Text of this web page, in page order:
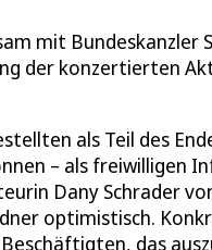
mit Bundeskanzler
der konzertierten
als Teil des
– als freiwilligen
Dany Schrader
optimistisch.
das